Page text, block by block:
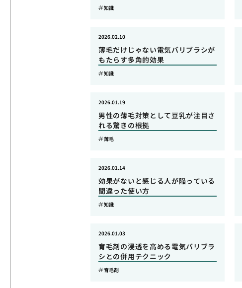
知識
薄毛だけじゃない電気バリブラシが
もたらす多角的効果
2026.02.10
知識
男性の薄毛対策として豆乳が注目さ
れる驚きの根拠
2026.01.19
薄毛
効果がないと感じる人が陥っている
間違った使い方
2026.01.14
知識
育毛剤の浸透を高める電気バリブラ
シとの併用テクニック
2026.01.03
育毛剤